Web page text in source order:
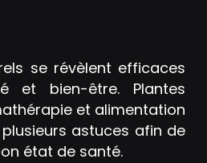
se révèlent efficaces
et bien-être. Plantes
et alimentation
astuces afin de
état de santé.